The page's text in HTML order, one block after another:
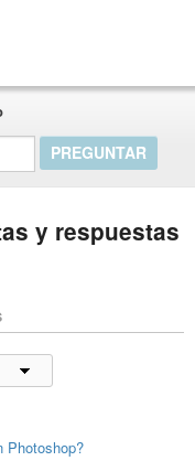
y respuestas
Photoshop?